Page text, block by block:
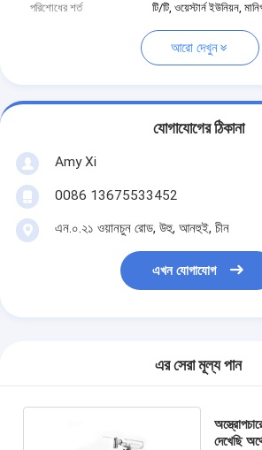
পরিশোধের শর্ত
টি/টি, ওয়েস্টার্ন ইউনিয়ন,
আরো দেখুন
যোগাযোগের ঠিকানা
Amy Xi
0086 13675533452
এন.০.২১ ওয়ানচুন রোড, উহু, আনহুই, চীন
এখন যোগাযোগ
এর সেরা মূল্য পান
দেখেছি